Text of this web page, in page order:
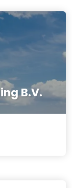
B.V.